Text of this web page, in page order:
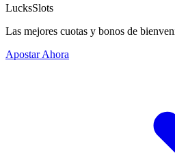
LucksSlots
Las mejores cuotas y bonos de
Apostar Ahora